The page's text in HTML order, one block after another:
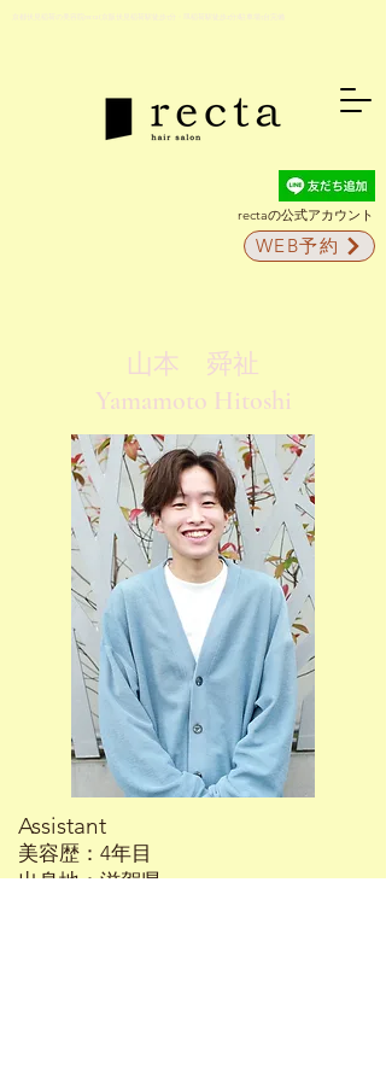
京都伏見稲荷の美容院recta(京阪伏見稲荷駅徒歩5分・JR稲荷駅徒歩2分)駐車場5台完備
rectaの公式アカウント
WEB予約
山本 舜祉
​Yamamoto Hitoshi
Assistant
美容歴：4年目
出身地：滋賀県